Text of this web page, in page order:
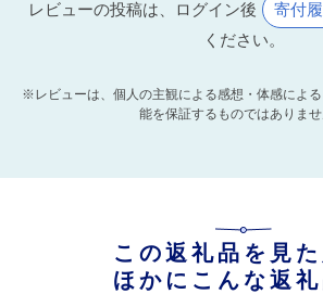
レビューの投稿は、ログイン後 寄付
ください。
※レビューは、個人の主観による感想・体感によ
能を保証するものではありませ
この返礼品を見
ほかにこんな返礼